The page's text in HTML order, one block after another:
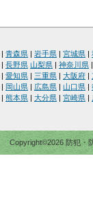
青森県 岩手県 宮城県
長野県 山梨県 神奈川県
愛知県 三重県 大阪府
岡山県 広島県 山口県
熊本県 大分県 宮崎県
Copyright©2026 防犯・